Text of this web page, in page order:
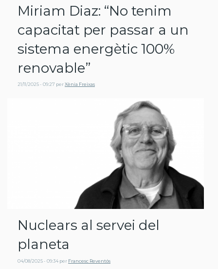
Miriam Diaz: “No tenim
capacitat per passar a un
sistema energètic 100%
renovable”
21/11/2025 - 09:27 perXènia Freixas
Nuclears al servei del
planeta
04/08/2025 - 09:34 per Francesc Reventós